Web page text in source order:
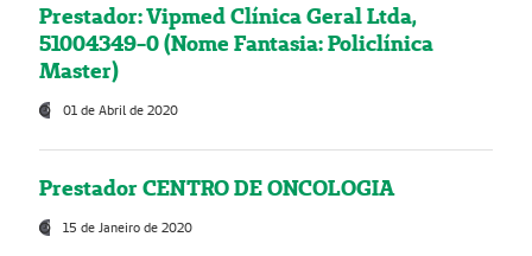
Prestador: Vipmed Clínica Geral Ltda,
51004349-0 (Nome Fantasia: Policlínica
Master)
01 de Abril de 2020
Prestador CENTRO DE ONCOLOGIA
15 de Janeiro de 2020